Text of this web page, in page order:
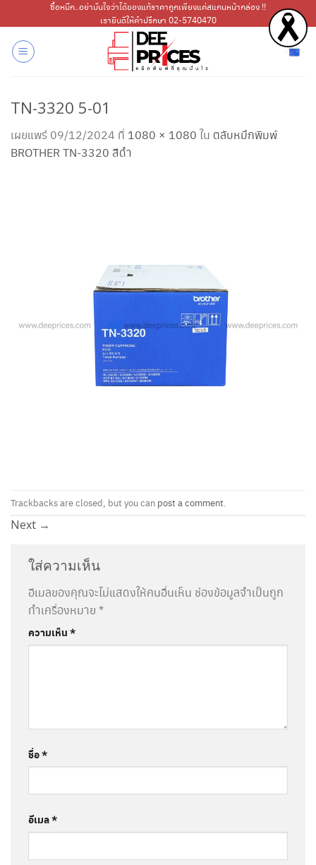
ไป
เนื้อหา
ซื้อหมึก..อย่ามั่นใจว่าได้ของแท้ราคาถูกเพียงแค่สแกนหน้ากล่อง !!
เรายินดีให้คำปรึกษา 02-5740470
TN-3320 5-01
เผยแพร่ 09/12/2024 ที่ 1080 × 1080 ใน ตลับหมึกพิมพ์
BROTHER TN-3320 สีดำ
Trackbacks are closed, but you can post a comment
Next →
ใส่ความเห็น
อีเมลของคุณจะไม่แสดงให้คนอื่นเห็น ช่องข้อมูลจำเป็นถูก
ทำเครื่องหมาย *
ความเห็น*
ชื่อ*
อีเมล*